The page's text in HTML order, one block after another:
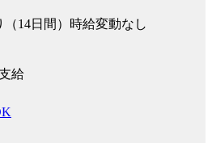
14日間）時給変動なし
給